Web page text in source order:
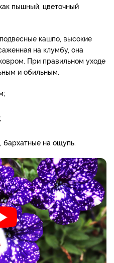
пышный, цветочный
кашпо, высокие
на клумбу, она
При правильном уходе
и обильным.
бархатные на ощупь.